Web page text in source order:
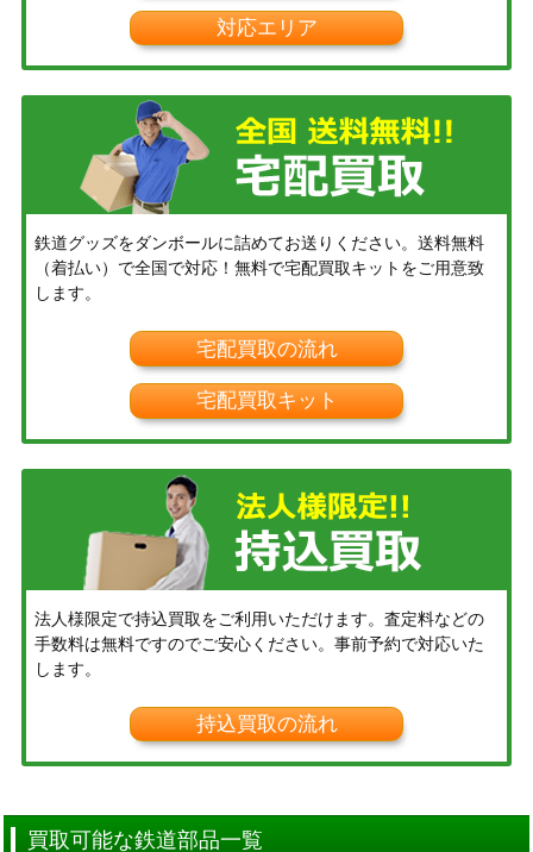
対応エリア
鉄道グッズをダンボールに詰めてお送りください。送料無料
（着払い）で全国で対応！無料で宅配買取キットをご用意致
します。
宅配買取の流れ
宅配買取キット
法人様限定で持込買取をご利用いただけます。査定料などの
手数料は無料ですのでご安心ください。事前予約で対応いた
します。
持込買取の流れ
買取可能な鉄道部品一覧